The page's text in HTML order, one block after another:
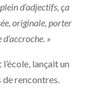
d’adjectifs, ça
originale, porter
»
lançait un
de rencontres.